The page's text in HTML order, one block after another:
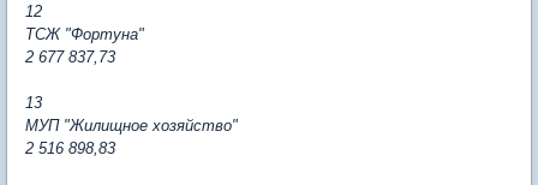
12
ТСЖ "Фортуна"
2 677 837,73
13
МУП "Жилищное хозяйство"
2 516 898,83